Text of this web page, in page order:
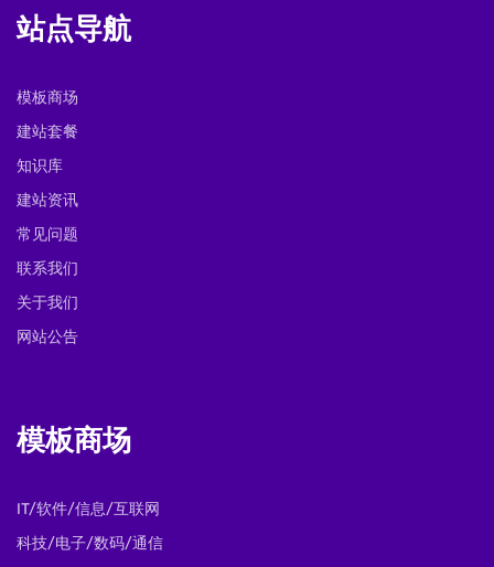
站点导航
模板商场
建站套餐
知识库
建站资讯
常见问题
联系我们
关于我们
网站公告
模板商场
IT/软件/信息/互联网
科技/电子/数码/通信